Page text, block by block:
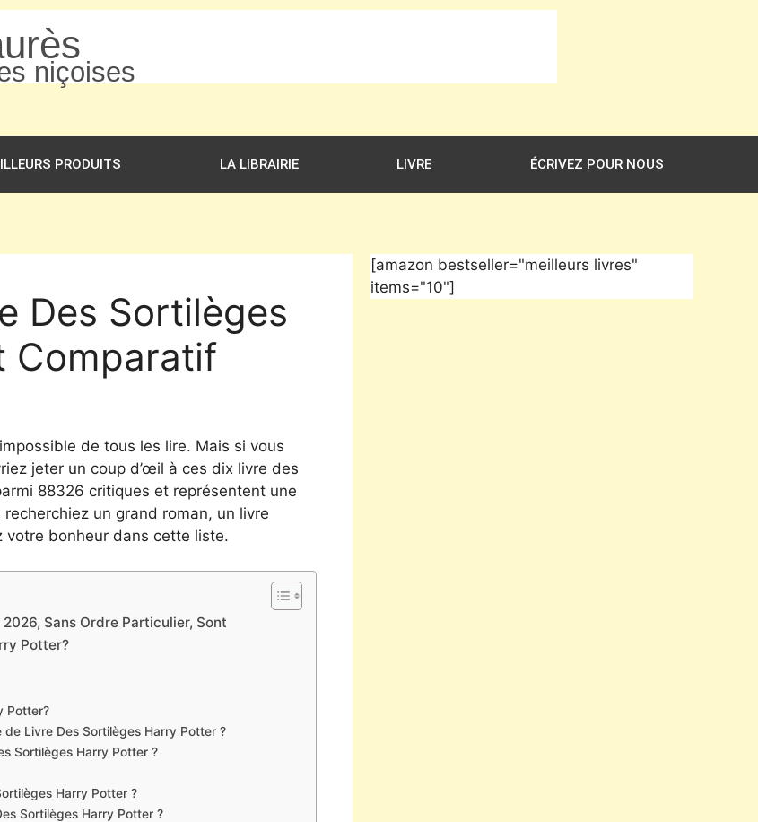
niçoises
PRODUITS LA LIBRAIRIE LIVRE ÉCRIVEZ POUR NOUS
Des Sortilèges
Comparatif
de tous les lire. Mais si vous
jeter un coup d’œil à ces dix livre des
88326 critiques et représentent une
un grand roman, un livre
votre bonheur dans cette liste.
Sans Ordre Particulier, Sont
Potter?
Potter?
Livre Des Sortilèges Harry Potter ?
Sortilèges Harry Potter ?
Harry Potter ?
Sortilèges Harry Potter ?
[amazon bestseller="meilleurs livres"
items="10"]